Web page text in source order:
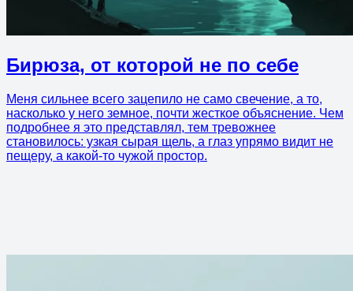
Бирюза, от которой не по себе
Меня сильнее всего зацепило не само свечение, а то,
насколько у него земное, почти жесткое объяснение. Чем
подробнее я это представлял, тем тревожнее
становилось: узкая сырая щель, а глаз упрямо видит не
пещеру, а какой-то чужой простор.